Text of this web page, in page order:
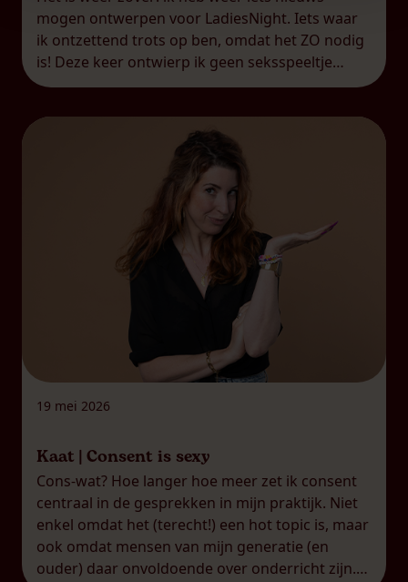
mogen ontwerpen voor LadiesNight. Iets waar
ik ontzettend trots op ben, omdat het ZO nodig
is! Deze keer ontwierp ik geen seksspeeltje
(zoals mijn DailyKaat), maar een seksueel
meekreeg dat er ZO veel nood […]
19 mei 2026
Kaat | Consent is sexy
Cons-wat? Hoe langer hoe meer zet ik consent
centraal in de gesprekken in mijn praktijk. Niet
enkel omdat het (terecht!) een hot topic is, maar
ook omdat mensen van mijn generatie (en
ouder) daar onvoldoende over onderricht zijn.